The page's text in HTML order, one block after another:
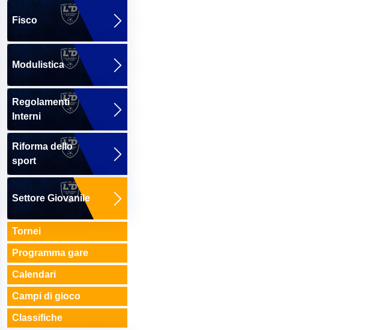
Fisco
Modulistica
Regolamenti
Interni
Riforma dello
sport
Settore Giovanile
Tornei
Programma gare
Calendari
Campi di gioco
Classifiche